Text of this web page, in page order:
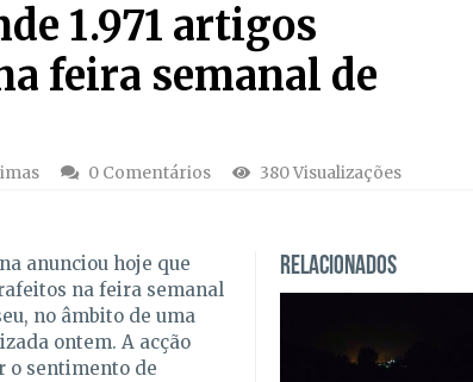
1.971 artigos
feira semanal de
0 Comentários 380 Visualizações
Relacionados
anunciou hoje que
na feira semanal
, no âmbito de uma
ontem. A acção
o sentimento de